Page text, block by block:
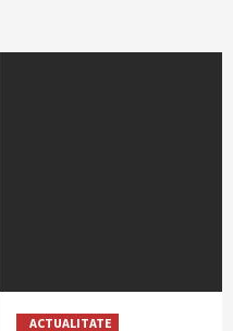
ACTUALITATE